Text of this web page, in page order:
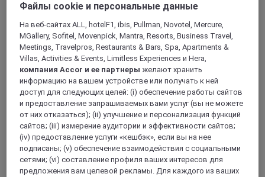
Эквадор
Файлы cookie и персональные данные
На веб-сайтах ALL, hotelF1, ibis, Pullman, Novotel, Mercure,
MGallery, Sofitel, Movenpick, Mantra, Resorts, Business Travel,
Meetings, Travelpros, Restaurants & Bars, Spa, Apartments &
Villas, Activities & Events, Limitless Experiences и Hera,
компания Accor и ее партнеры желают хранить
информацию на вашем устройстве или получать к ней
доступ для следующих целей: (i) обеспечение работы сайтов
и предоставление запрашиваемых вами услуг (вы не можете
от них отказаться); (ii) улучшение и персонализация функций
сайтов; (iii) измерение аудитории и эффективности сайтов;
(iv) предоставление услуги «кешбэк», если вы на нее
подписаны; (v) обеспечение взаимодействия с социальными
сетями; (vi) составление профиля ваших интересов для
предложения вам целевой рекламы. Для каждого из ваших